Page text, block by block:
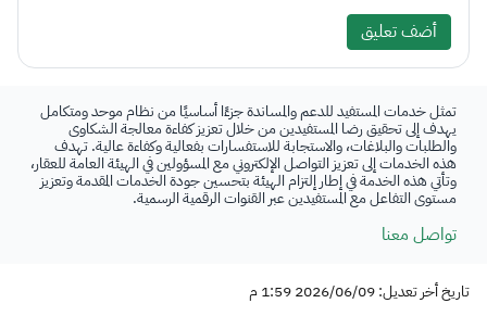
أضف تعليق
تمثل خدمات المستفيد للدعم والمساندة جزءًا أساسيًا من نظام موحد ومتكامل
يهدف إلى تحقيق رضا المستفيدين من خلال تعزيز كفاءة معالجة الشكاوى
والطلبات والبلاغات، والاستجابة للاستفسارات بفعالية وكفاءة عالية. تهدف
هذه الخدمات إلى تعزيز التواصل الإلكتروني مع المسؤولين في الهيئة العامة للعقار،
وتأتي هذه الخدمة في إطار إلتزام الهيئة بتحسين جودة الخدمات المقدمة وتعزيز
مستوى التفاعل مع المستفيدين عبر القنوات الرقمية الرسمية.
تواصل معنا
تاريخ أخر تعديل: 2026/06/09 1:59 م